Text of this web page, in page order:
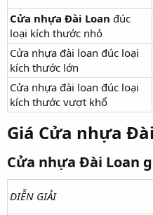
Cửa nhựa Đài Loan đúc
loại kích thước nhỏ
Cửa nhựa đài loan đúc loại
kích thước lớn
Cửa nhựa đài loan đúc loại
kích thước vượt khổ
Giá Cửa nhựa
Cửa nhựa Đài Loan
DIỄN GIẢI